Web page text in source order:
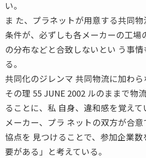
い。
ま た、プラネットが用意する共同
条件が、必ずしも各メーカーの工場
の分布などと合致しないとい う事
る。
共同化のジレンマ 共同物流に加わら
その理 55 JUNE 2002 ルのままで物
ることに、私 自身、違和感を覚えて
メーカー、プラ ネットの双方が合
協点を 見つけることで、参加企業
要がある」と考えている。